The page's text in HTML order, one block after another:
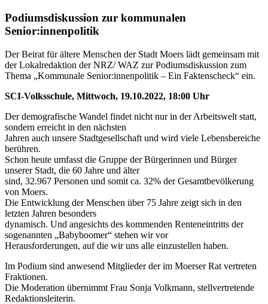
Podiumsdiskussion zur kommunalen
Senior:innenpolitik
Der Beirat für ältere Menschen der Stadt Moers lädt gemeinsam mit
der Lokalredaktion der NRZ/ WAZ zur Podiumsdiskussion zum
Thema „Kommunale Senior:innenpolitik – Ein Faktenscheck“ ein.
SCI-Volksschule, Mittwoch, 19.10.2022, 18:00 Uhr
Der demografische Wandel findet nicht nur in der Arbeitswelt statt,
sondern erreicht in den nächsten
Jahren auch unsere Stadtgesellschaft und wird viele Lebensbereiche
berühren.
Schon heute umfasst die Gruppe der Bürgerinnen und Bürger
unserer Stadt, die 60 Jahre und älter
sind, 32.967 Personen und somit ca. 32% der Gesamtbevölkerung
von Moers.
Die Entwicklung der Menschen über 75 Jahre zeigt sich in den
letzten Jahren besonders
dynamisch. Und angesichts des kommenden Renteneintritts der
sogenannten „Babyboomer“ stehen wir vor
Herausforderungen, auf die wir uns alle einzustellen haben.
Im Podium sind anwesend Mitglieder der im Moerser Rat vertreten
Fraktionen.
Die Moderation übernimmt Frau Sonja Volkmann, stellvertretende
Redaktionsleiterin.